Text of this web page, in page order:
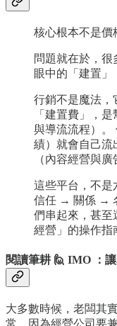
核心根本不是價
問題就在於，很
眼中的「建置」
行銷不是魔法，
「建置費」，
與導流流程）。
績）就會自己流
（內容經營與廣
這些平台，不
信任 → 關係 →
們串起來，甚至
經營」的操作
閱讀筆耕 🙋 IMO ：
大多數時候，老闆其
常，因為經營公司要